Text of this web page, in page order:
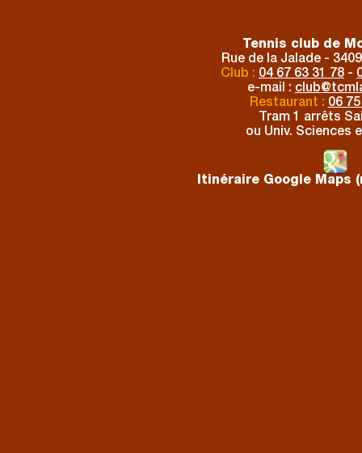
Tennis club de
Rue de la Jalade -
Club : 04 67 63 31 78 -
e-mail : club@
Restaurant :06
Tram 1 arrêts
ou Univ. Sciences
Itinéraire Google Maps